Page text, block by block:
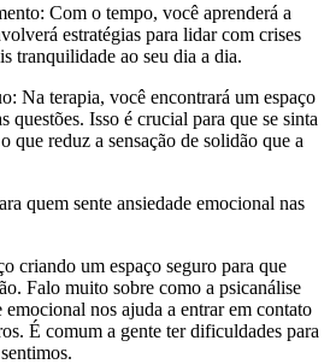
Com o tempo, você aprenderá a
estratégias para lidar com crises
tranquilidade ao seu dia a dia.
Na terapia, você encontrará um espaço
questões. Isso é crucial para que se sinta
que reduz a sensação de solidão que a
quem sente ansiedade emocional nas
criando um espaço seguro para que
Falo muito sobre como a psicanálise
emocional nos ajuda a entrar em contato
É comum a gente ter dificuldades para